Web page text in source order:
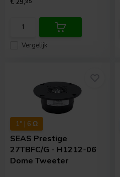
Vergelijk
1" | 6 Ω
SEAS Prestige
27TBFC/G - H1212-06
Dome Tweeter